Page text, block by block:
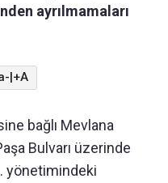
ayrılmamaları
|+A
bağlı Mevlana
Bulvarı üzerinde
yönetimindeki